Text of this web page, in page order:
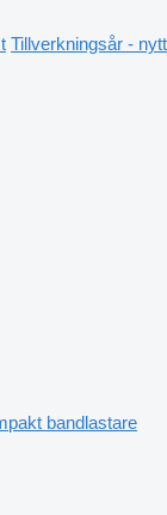
Tillverkningsår - nytt
bandlastare